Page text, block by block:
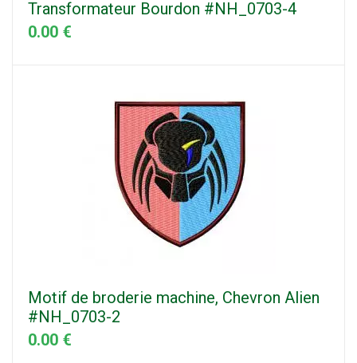
Transformateur Bourdon #NH_0703-4
0.00 €
Motif de broderie machine, Chevron Alien
#NH_0703-2
0.00 €